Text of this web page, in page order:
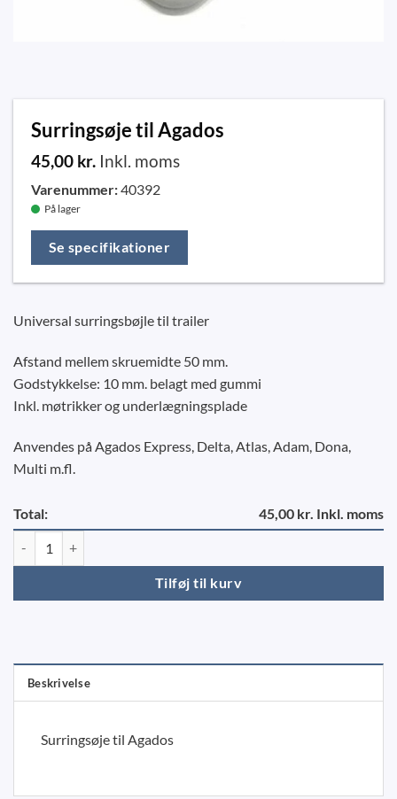
Surringsøje til Agados
45,00 kr. Inkl. moms
Varenummer:40392
På lager
Se specifikationer
Universal surringsbøjle til trailer
Afstand mellem skruemidte 50 mm.
Godstykkelse: 10 mm. belagt med gummi
Inkl. møtrikker og underlægningsplade
Anvendes på Agados Express, Delta, Atlas, Adam, Dona,
Multi m.fl.
Total: 45,00 kr. Inkl. moms
Tilføj til kurv
Beskrivelse
Surringsøje til Agados